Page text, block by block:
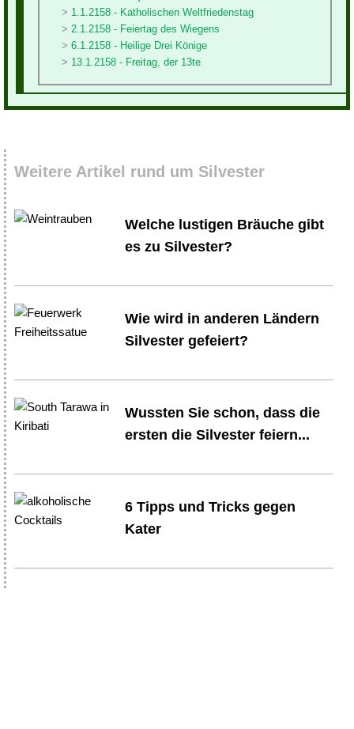
1.1.2158 - Katholischen Weltfriedenstag
2.1.2158 - Feiertag des Wiegens
6.1.2158 - Heilige Drei Könige
13.1.2158 - Freitag, der 13te
Weitere Artikel rund um Silvester
Welche lustigen Bräuche gibt
es zu Silvester?
Wie wird in anderen Ländern
Silvester gefeiert?
Wussten Sie schon, dass die
ersten die Silvester feiern...
6 Tipps und Tricks gegen
Kater